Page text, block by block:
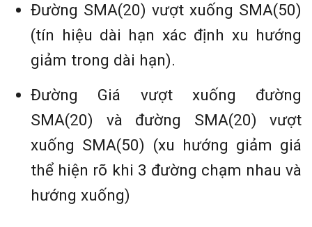
Đường SMA(20) vượt xuống SMA(50)
(tín hiệu dài hạn xác định xu hướng
giảm trong dài hạn).
Đường Giá vượt xuống đường
SMA(20) và đường SMA(20) vượt
xuống SMA(50) (xu hướng giảm giá
thể hiện rõ khi 3 đường chạm nhau và
hướng xuống)